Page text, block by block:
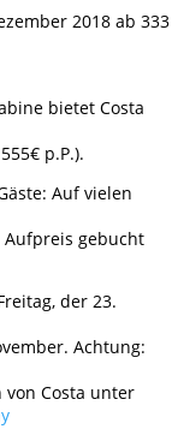
2018 ab 333
bietet Costa
p.P.).
Auf vielen
gebucht
der 23.
Achtung:
von Costa unter